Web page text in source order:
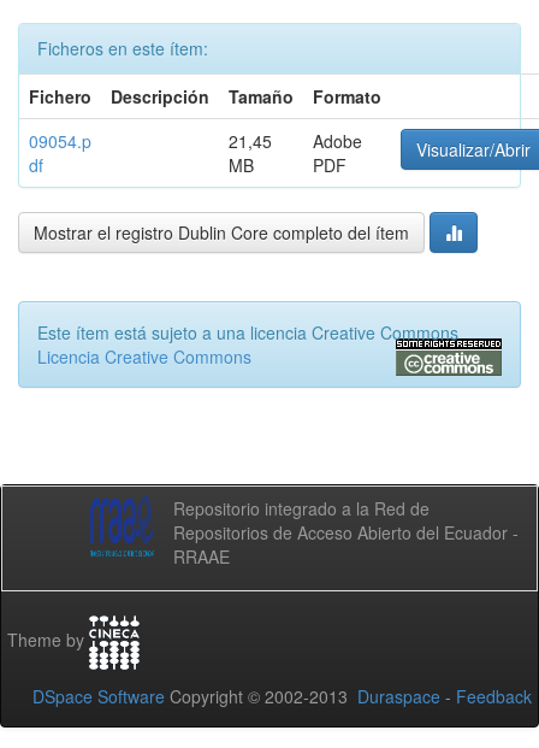
Ficheros en este ítem:
Fichero
Descripción Tamaño
Formato
09054.p
df
21,45
MB
Adobe
PDF
Visualizar/Abrir
Mostrar el registro Dublin Core completo del ítem
Este ítem está sujeto a una licencia Creative Commons
Licencia Creative Commons
Repositorio integrado a la Red de
Repositorios de Acceso Abierto del Ecuador -
RRAAE
Theme by
DSpace Software Copyright © 2002-2013 Duraspace - Feedback